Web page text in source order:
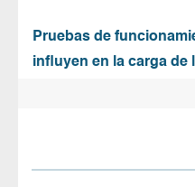
Pruebas de
influyen en la carga de